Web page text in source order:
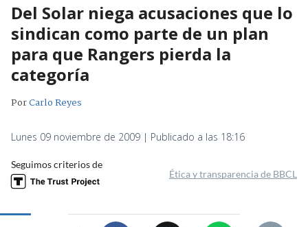
Del Solar niega acusaciones que lo
sindican como parte de un plan
para que Rangers pierda la
categoría
PorCarlo Reyes
Lunes 09 noviembre de 2009 | Publicado a las 18:16
Seguimos criterios de
Ética y transparencia de BBCL